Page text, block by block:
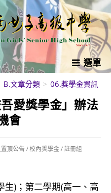
選單
B.文章分類 > 06.獎學金資訊
愛獎學金」辦法
會
_置頂公告/校內獎學金/註冊組
生)；第二學期(高一、高